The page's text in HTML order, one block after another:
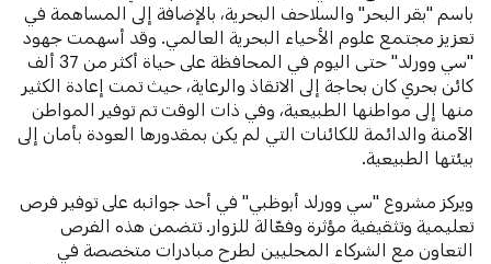
باسم "بقر البحر" والسلاحف البحرية، بالإضافة إلى المساهمة في
تعزيز مجتمع علوم الأحياء البحرية العالمي. وقد أسهمت جهود
"سي وورلد" حتى اليوم في المحافظة على حياة أكثر من 37 ألف
كائن بحري كان بحاجة إلى الانقاذ والرعاية، حيث تمت إعادة الكثير
منها إلى مواطنها الطبيعية، وفي ذات الوقت تم توفير المواطن
الآمنة والدائمة للكائنات التي لم يكن بمقدورها العودة بأمان إلى
بيئتها الطبيعية.
ويركز مشروع "سي وورلد أبوظبي" في أحد جوانبه على توفير فرص
تعليمية وتثقيفية مؤثرة وفعّالة للزوار. تتضمن هذه الفرص
التعاون مع الشركاء المحليين لطرح مبادرات متخصصة في